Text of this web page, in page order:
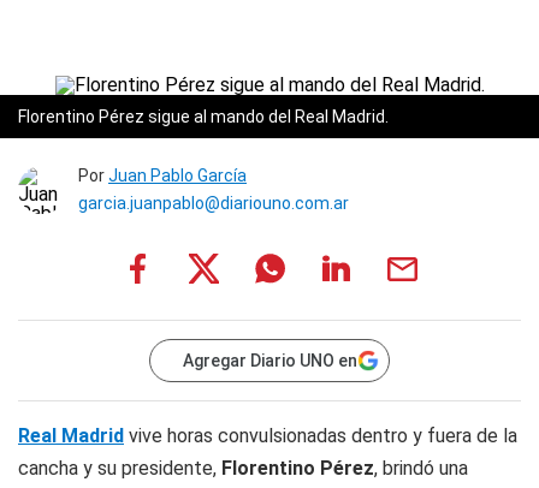
Florentino Pérez sigue al mando del Real Madrid.
PorJuan Pablo García
garcia.juanpablo@diariouno.com.ar
Agregar Diario UNO en
Real Madrid vive horas convulsionadas dentro y fuera de la
cancha y su presidente, Florentino Pérez, brindó una